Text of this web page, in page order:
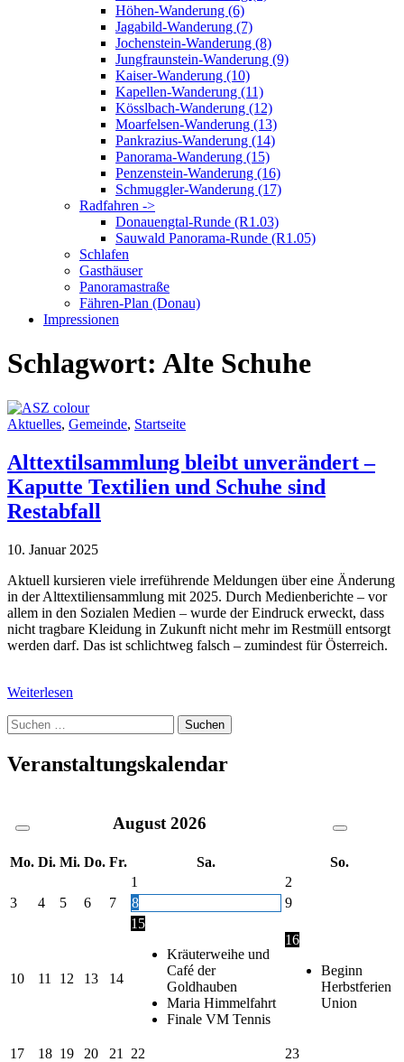
Höhen-Wanderung (6)
Jagabild-Wanderung (7)
Jochenstein-Wanderung (8)
Jungfraunstein-Wanderung (9)
Kaiser-Wanderung (10)
Kapellen-Wanderung (11)
Kösslbach-Wanderung (12)
Moarfelsen-Wanderung (13)
Pankrazius-Wanderung (14)
Panorama-Wanderung (15)
Penzenstein-Wanderung (16)
Schmuggler-Wanderung (17)
Radfahren ->
Donauengtal-Runde (R1.03)
Sauwald Panorama-Runde (R1.05)
Schlafen
Gasthäuser
Panoramastraße
Fähren-Plan (Donau)
Impressionen
Schlagwort: Alte Schuhe
Aktuelles, Gemeinde, Startseite
Alttextilsammlung bleibt unverändert –
Kaputte Textilien und Schuhe sind
Restabfall
10. Januar 2025
Aktuell kursieren viele irreführende Meldungen über eine Änderung
in der Alttextiliensammlung mit 2025. Durch Medienberichte – vor
allem in den Sozialen Medien – wurde der Eindruck erweckt, dass
nicht tragbare Kleidung in Zukunft nicht mehr im Restmüll entsorgt
werden darf. Das ist schlichtweg falsch – zumindest für Österreich.
Weiterlesen
Suche
nach:
Veranstaltungskalendar
August 2026
Mo. Di. Mi. Do. Fr. Sa.
So.
1
2
3
4 5 6 7 8 9
10 11 12 13 14
15
Kräuterweihe und
Café der
Goldhauben
Maria Himmelfahrt
Finale VM Tennis
16
Beginn
Herbstferien
Union
17 18 19 20 21 22
23